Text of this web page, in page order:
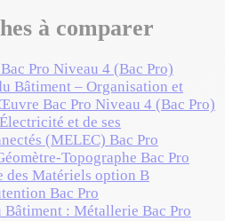
à comparer
Bac Pro Niveau 4 (Bac Pro)
Bâtiment – Organisation et
Bac Pro Niveau 4 (Bac Pro)
et de ses
(MELEC) Bac Pro
Topographe Bac Pro
des Matériels option B
Bac Pro
Bâtiment : Métallerie Bac Pro